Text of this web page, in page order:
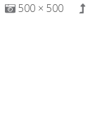
500 × 500